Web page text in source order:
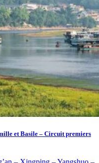
et Basile – Circuit premiers